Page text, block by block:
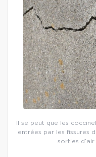
Il se peut que les
entrées par les fissures
sorties